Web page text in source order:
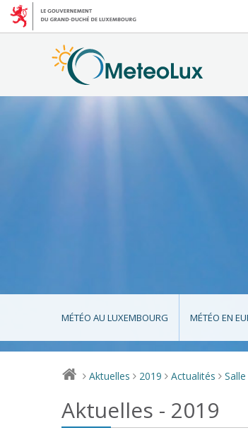
MÉTÉO AU LUXEMBOURG MÉTÉO EN
> Aktuelles > 2019 > Actualités >
Aktuelles - 2019